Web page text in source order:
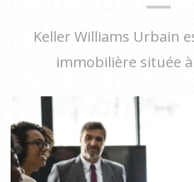
Keller Williams Urbain
immobilière située